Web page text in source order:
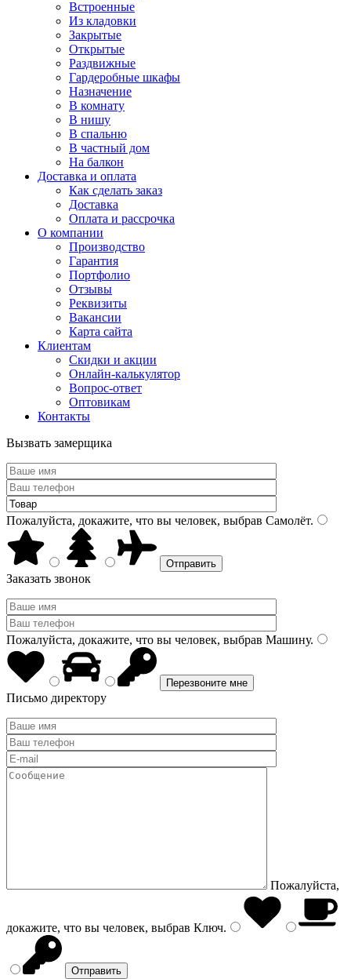
Встроенные
Из кладовки
Закрытые
Открытые
Раздвижные
Гардеробные шкафы
Назначение
В комнату
В нишу
В спальню
В частный дом
На балкон
Доставка и оплата
Как сделать заказ
Доставка
Оплата и рассрочка
О компании
Производство
Гарантия
Портфолио
Отзывы
Реквизиты
Вакансии
Карта сайта
Клиентам
Скидки и акции
Онлайн-калькулятор
Вопрос-ответ
Оптовикам
Контакты
Вызвать замерщика
Пожалуйста, докажите, что вы человек, выбрав Самолёт.
Заказать звонок
Пожалуйста, докажите, что вы человек, выбрав Машину.
Письмо директору
Пожалуйста,
докажите, что вы человек, выбрав Ключ.